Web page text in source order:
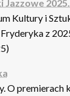
Jazzowe
Kultury i
z
O premierach